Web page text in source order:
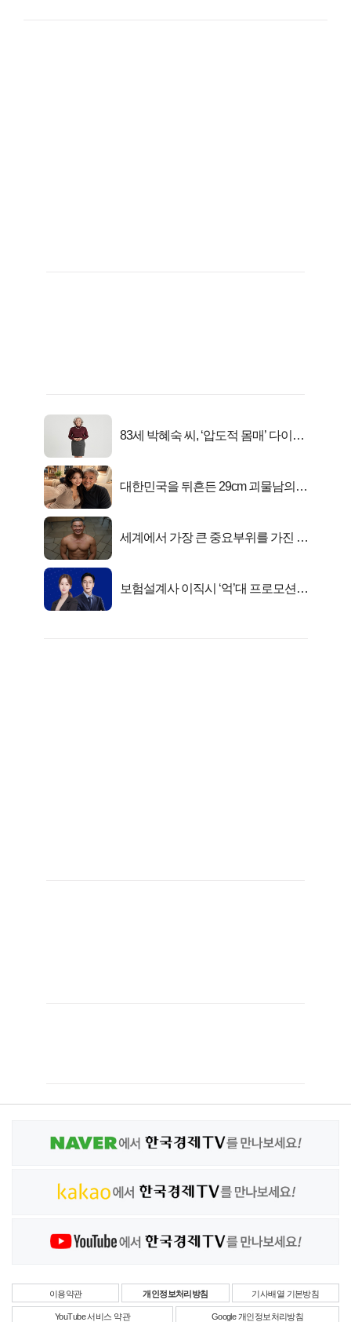
83세 박혜숙 씨, ‘압도적 몸매’ 다이어
대한민국을 뒤흔든 29cm 괴물남의
세계에서 가장 큰 중요부위를 가진 남
보험설계사 이직시 ‘억’대 프로모션!
이용약관 개인정보처리방침 기사배열 기본방침
YouTube 서비스 약관 Google 개인정보처리방침